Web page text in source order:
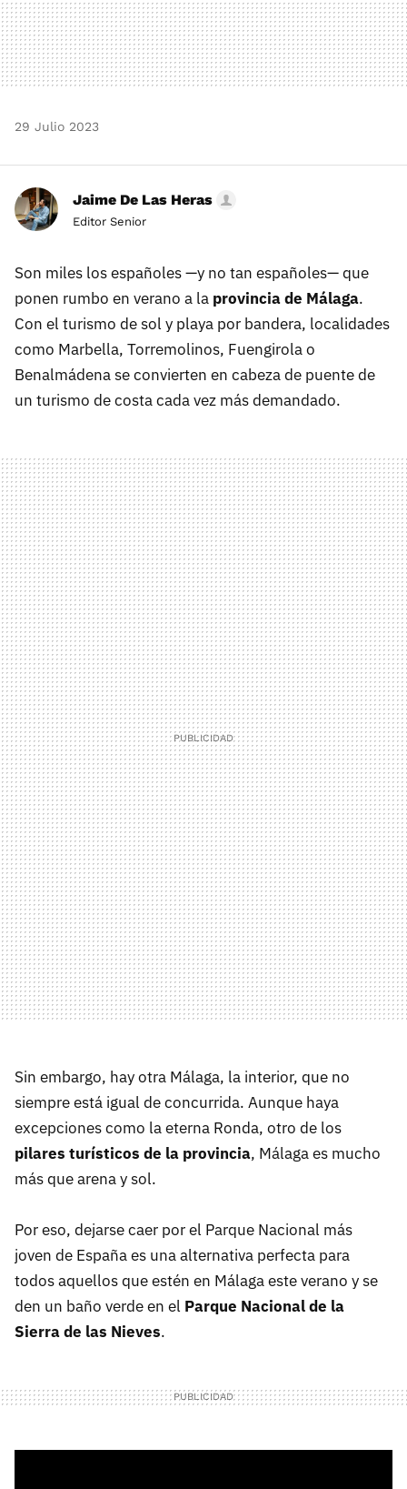
29 Julio 2023
Jaime De Las Heras
Editor Senior
Son miles los españoles —y no tan españoles— que
ponen rumbo en verano a la provincia de Málaga.
Con el turismo de sol y playa por bandera, localidades
como Marbella, Torremolinos, Fuengirola o
Benalmádena se convierten en cabeza de puente de
un turismo de costa cada vez más demandado.
Sin embargo, hay otra Málaga, la interior, que no
siempre está igual de concurrida. Aunque haya
excepciones como la eterna Ronda, otro de los
pilares turísticos de la provincia, Málaga es mucho
más que arena y sol.
Por eso, dejarse caer por el Parque Nacional más
joven de España es una alternativa perfecta para
todos aquellos que estén en Málaga este verano y se
den un baño verde en el Parque Nacional de la
Sierra de las Nieves.